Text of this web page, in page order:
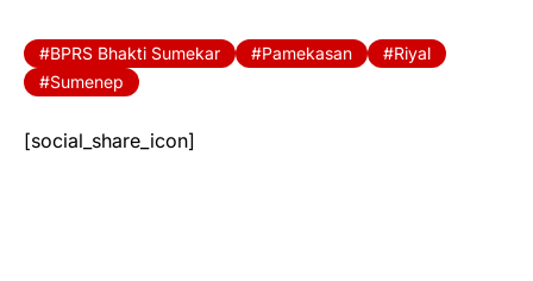
BPRS Bhakti Sumekar Pamekasan
Riyal
Sumenep
[social_share_icon]